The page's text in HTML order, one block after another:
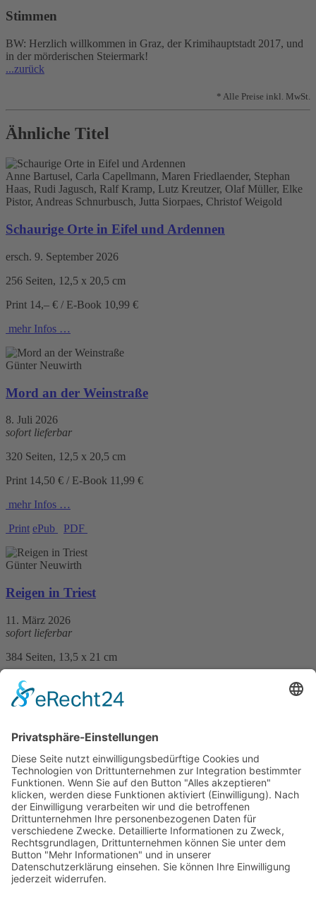
Stimmen
BW: Herzlich willkommen in Graz, der Krimihauptstadt 2017, und
in der mörderischen Steiermark!
...zurück
* Alle Preise inkl. MwSt.
Ähnliche Titel
Anne Bartusel, Carla Capellmann, Maren Friedlaender, Stephan
Haas, Rudi Jagusch, Ralf Kramp, Lutz Kreutzer, Olaf Müller, Elke
Pistor, Andreas Schnurbusch, Jutta Siorpaes, Christof Weigold
Schaurige Orte in Eifel und Ardennen
ersch. 9. September 2026
256 Seiten, 12,5 x 20,5 cm
Print 14,– € / E-Book 10,99 €
mehr Infos …
Günter Neuwirth
Mord an der Weinstraße
8. Juli 2026
sofort lieferbar
320 Seiten, 12,5 x 20,5 cm
Print 14,50 € / E-Book 11,99 €
mehr Infos …
Print ePub PDF
Günter Neuwirth
Reigen in Triest
11. März 2026
sofort lieferbar
384 Seiten, 13,5 x 21 cm
Print 19,40 € / E-Book 13,99 €
mehr Infos …
Claudia Rossbacher
Steirerzwist
9. Januar 2026
sofort lieferbar
288 Seiten, 13,5 x 21 cm
Print 18,40 € / E-Book